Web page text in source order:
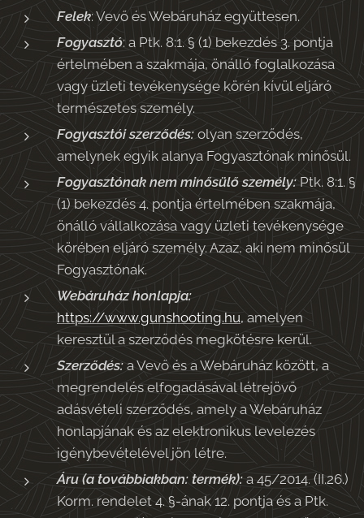
Felek: Vevő és Webáruház együttesen.
Fogyasztó: a Ptk. 8:1. § (1) bekezdés 3. pontja
értelmében a szakmája, önálló foglalkozása
vagy üzleti tevékenysége körén kívül eljáró
természetes személy.
Fogyasztói szerződés: olyan szerződés,
amelynek egyik alanya Fogyasztónak minősül.
Fogyasztónak nem minősülő személy: Ptk. 8:1. §
(1) bekezdés 4. pontja értelmében szakmája,
önálló vállalkozása vagy üzleti tevékenysége
körében eljáró személy. Azaz, aki nem minősül
Fogyasztónak.
Webáruház honlapja:
https://www.gunshooting.hu, amelyen
keresztül a szerződés megkötésre kerül.
Szerződés: a Vevő és a Webáruház között, a
megrendelés elfogadásával létrejövő
adásvételi szerződés, amely a Webáruház
honlapjának és az elektronikus levelezés
igénybevételével jön létre.
Áru (a továbbiakban: termék): a 45/2014. (II.26.)
Korm. rendelet 4. §-ának 12. pontja és a Ptk.